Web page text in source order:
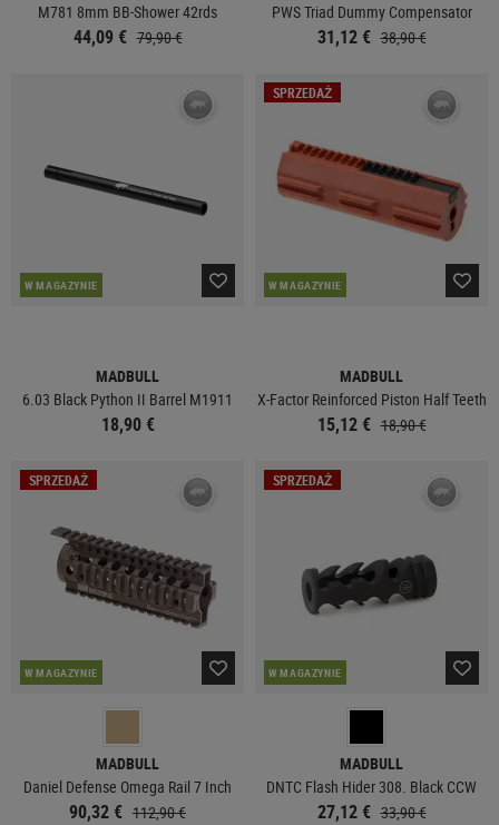
M781 8mm BB-Shower 42rds
44,09 € 79,90 €
PWS Triad Dummy Compensator
31,12 € 38,90 €
W MAGAZYNIE
MADBULL
6.03 Black Python II Barrel M1911
18,90 €
SPRZEDAŻ
W MAGAZYNIE
MADBULL
X-Factor Reinforced Piston Half Teeth
15,12 € 18,90 €
SPRZEDAŻ
W MAGAZYNIE
MADBULL
Daniel Defense Omega Rail 7 Inch
90,32 € 112,90 €
SPRZEDAŻ
W MAGAZYNIE
MADBULL
DNTC Flash Hider 308. Black CCW
27,12 € 33,90 €